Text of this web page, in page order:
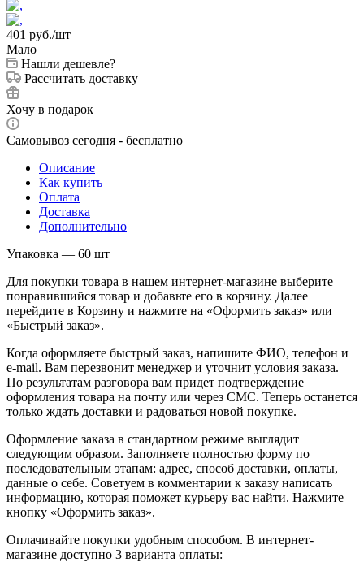
401 руб./шт
Мало
Нашли дешевле?
Рассчитать доставку
Хочу в подарок
Самовывоз сегодня - бесплатно
Описание
Как купить
Оплата
Доставка
Дополнительно
Упаковка — 60 шт
Для покупки товара в нашем интернет-магазине выберите
понравившийся товар и добавьте его в корзину. Далее
перейдите в Корзину и нажмите на «Оформить заказ» или
«Быстрый заказ».
Когда оформляете быстрый заказ, напишите ФИО, телефон и
e-mail. Вам перезвонит менеджер и уточнит условия заказа.
По результатам разговора вам придет подтверждение
оформления товара на почту или через СМС. Теперь останется
только ждать доставки и радоваться новой покупке.
Оформление заказа в стандартном режиме выглядит
следующим образом. Заполняете полностью форму по
последовательным этапам: адрес, способ доставки, оплаты,
данные о себе. Советуем в комментарии к заказу написать
информацию, которая поможет курьеру вас найти. Нажмите
кнопку «Оформить заказ».
Оплачивайте покупки удобным способом. В интернет-
магазине доступно 3 варианта оплаты: